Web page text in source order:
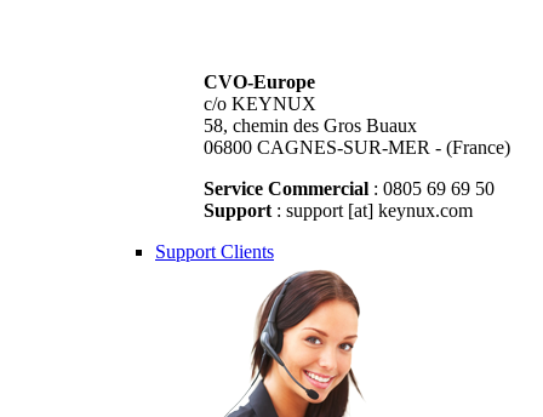
CVO-Europe
c/o KEYNUX
58, chemin des Gros Buaux
06800 CAGNES-SUR-MER - (France)
Service Commercial : 0805 69 69 50
Support : support [at] keynux.com
Support Clients